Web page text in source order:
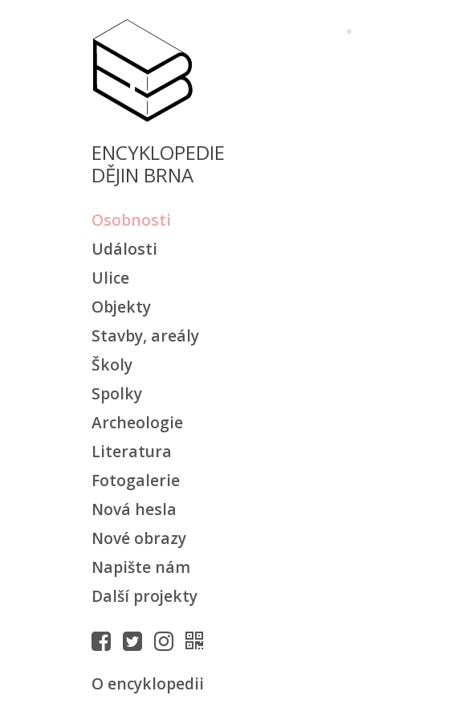
ENCYKLOPEDIE
DĚJIN BRNA
Osobnosti
Události
Ulice
Objekty
Stavby, areály
Školy
Spolky
Archeologie
Literatura
Fotogalerie
Nová hesla
Nové obrazy
Napište nám
Další projekty
O encyklopedii